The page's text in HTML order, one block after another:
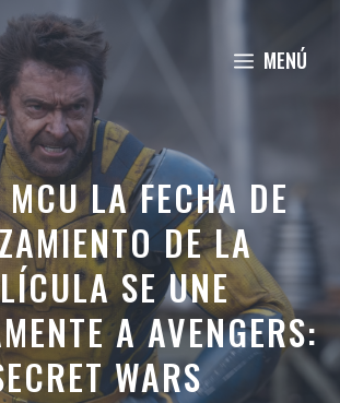
MENÚ
LA FECHA DE
DE LA
SE UNE
A AVENGERS:
WARS